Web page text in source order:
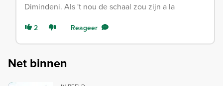
Dimindeni. Als 't nou de schaal zou zijn a la
2 Reageer
Net binnen